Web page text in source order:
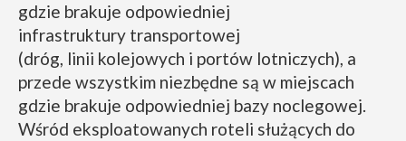
gdzie brakuje odpowiedniej
infrastruktury transportowej
(dróg, linii kolejowych i portów lotniczych), a
przede wszystkim niezbędne są w miejscach
gdzie brakuje odpowiedniej bazy noclegowej.
Wśród eksploatowanych roteli służących do